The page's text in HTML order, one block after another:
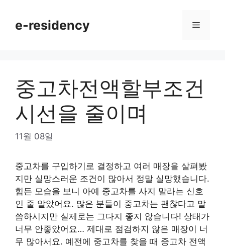
contente-residency Menu
중고차전액할부조건
시선을 줄이며
11월 08일
중고차를 구입하기로 결정하고 여러 매장을 살펴봤
지만 실망스러운 조건이 많아서 정말 실망했습니다.
힘든 모습을 보니 아예 중고차를 사지 말라는 신호
인 줄 알았어요. 많은 분들이 중고차는 괜찮다고 말
씀하시지만 실제로는 그다지 좋지 않습니다! 상태가
너무 안좋았어요… 제대로 점검하지 않은 매장이 너
무 많아서요. 예전에 중고차를 찾을 때 중고차 전액